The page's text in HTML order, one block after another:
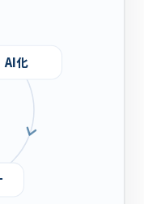
AI化